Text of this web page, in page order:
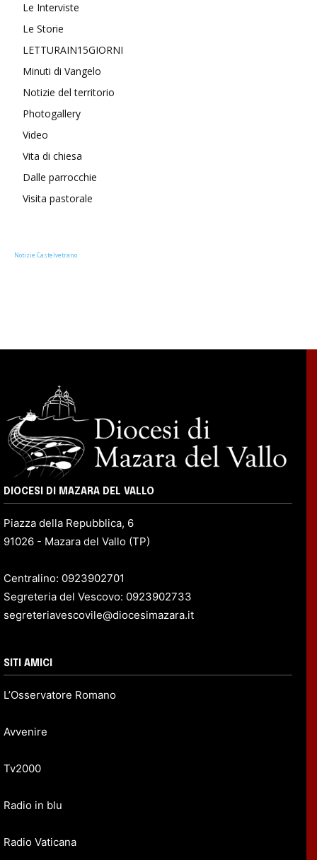
Le Interviste
Le Storie
LETTURAIN15GIORNI
Minuti di Vangelo
Notizie del territorio
Photogallery
Video
Vita di chiesa
Dalle parrocchie
Visita pastorale
Notizie Castelvetrano
DIOCESI DI MAZARA DEL VALLO
Piazza della Repubblica, 6
91026 - Mazara del Vallo (TP)
Centralino: 0923902701
Segreteria del Vescovo: 0923902733
segreteriavescovile@diocesimazara.it
SITI AMICI
L’Osservatore Romano
Avvenire
Tv2000
Radio in blu
Radio Vaticana